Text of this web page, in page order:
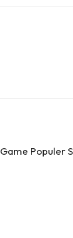
Game Populer